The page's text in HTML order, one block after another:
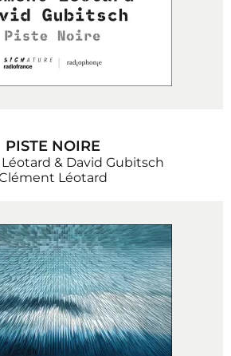
PISTE NOIRE
& David Gubitsch
Léotard